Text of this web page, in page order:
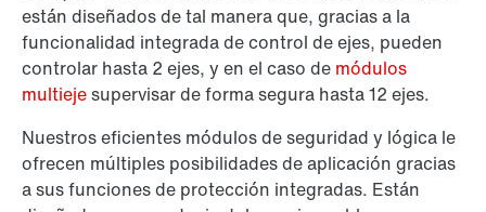
están diseñados de tal manera que, gracias a la
funcionalidad integrada de control de ejes, pueden
controlar hasta 2 ejes, y en el caso de módulos
multiejesupervisar de forma segura hasta 12 ejes.
Nuestros eficientes módulos de seguridad y lógica le
ofrecen múltiples posibilidades de aplicación gracias
a sus funciones de protección integradas. Están